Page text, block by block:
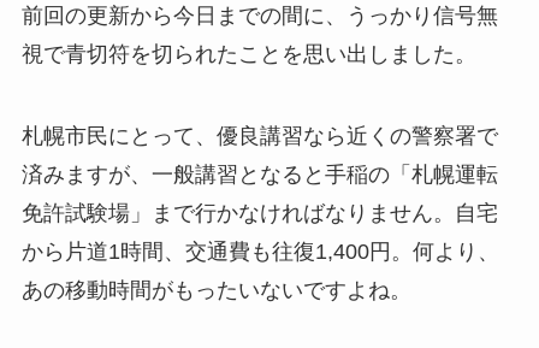
前回の更新から今日までの間に、うっかり信号無
視で青切符を切られたことを思い出しました。
札幌市民にとって、優良講習なら近くの警察署で
済みますが、一般講習となると手稲の「札幌運転
免許試験場」まで行かなければなりません。自宅
から片道1時間、交通費も往復1,400円。何より、
あの移動時間がもったいないですよね。